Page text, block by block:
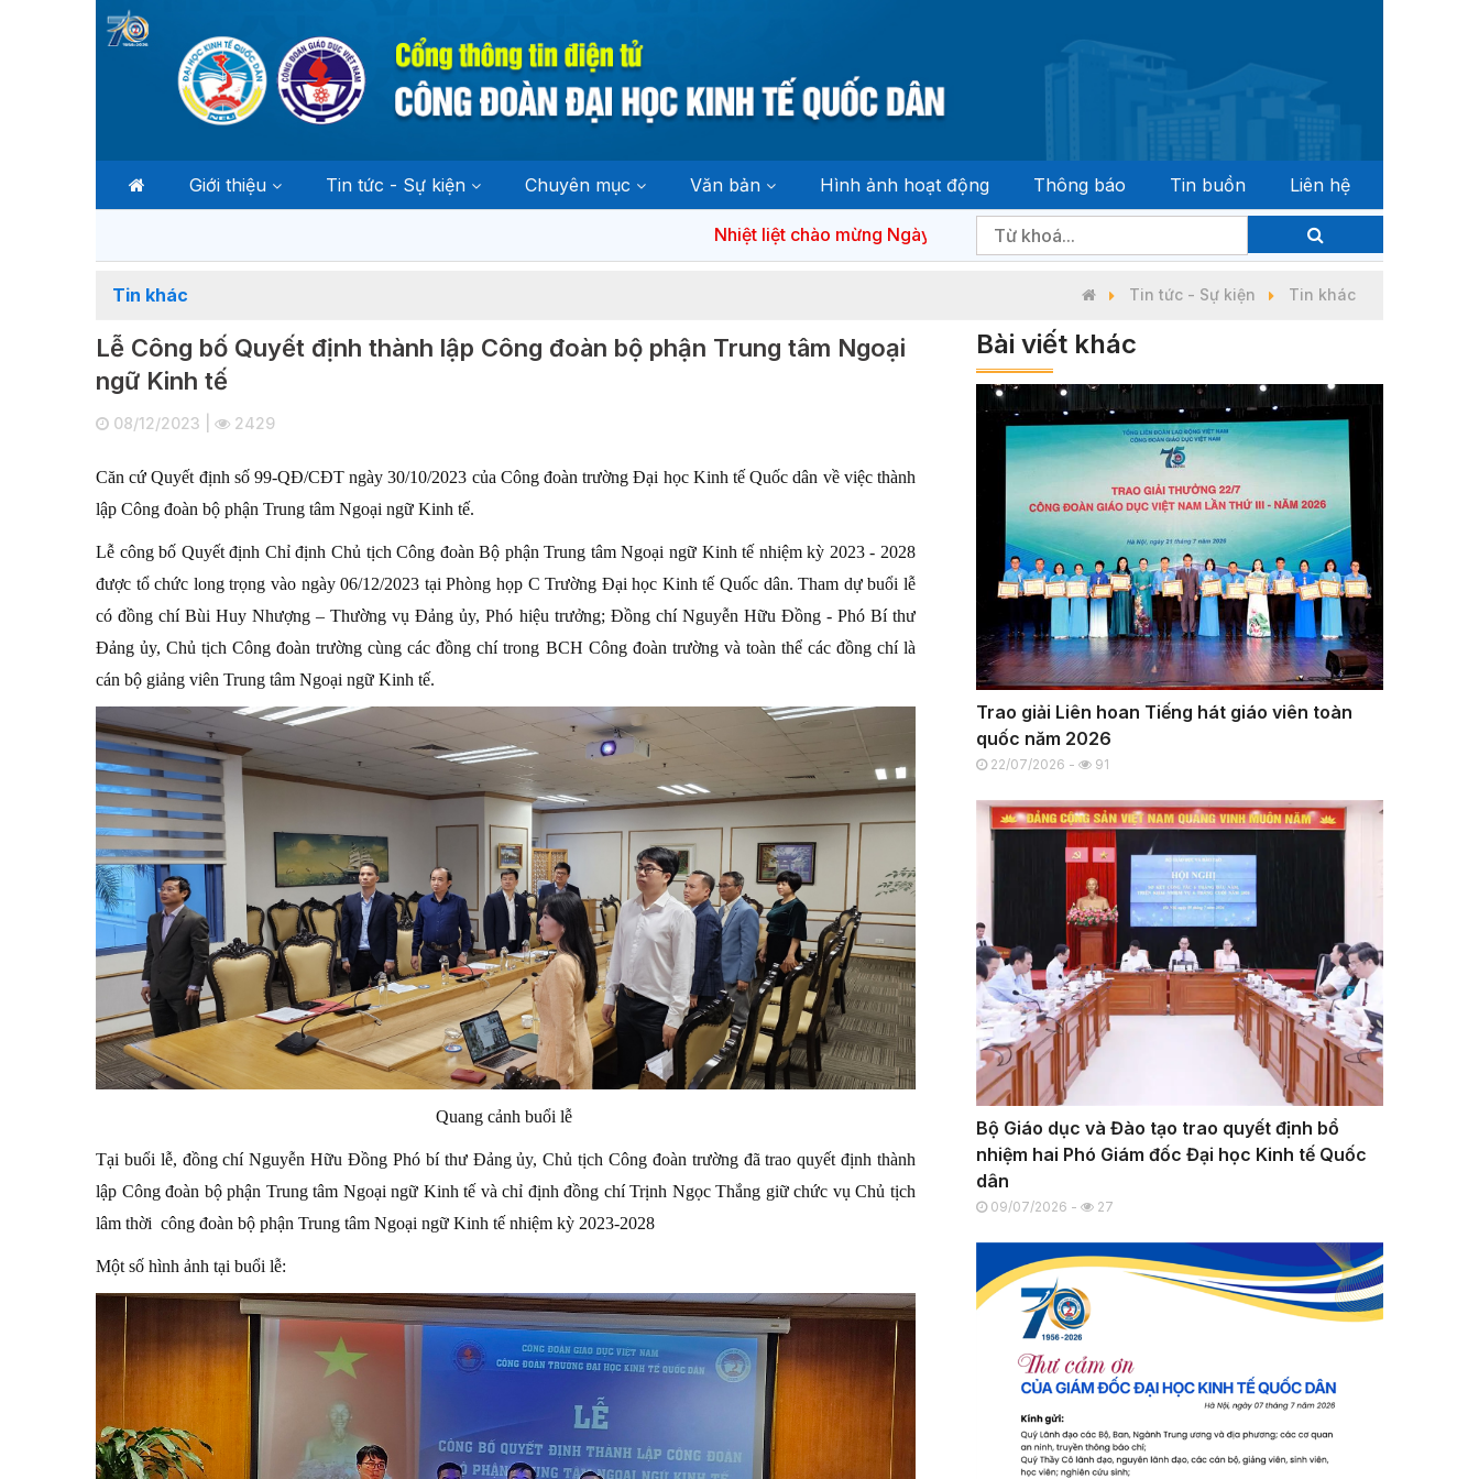
Giới thiệu Tin tức - Sự kiện Chuyên mục Văn bản Hình ảnh hoạt động Thông báo Tin buồn Liên hệ
Nhiệt liệt chào mừng Ngày bầu cử đại biểu Quốc hội khóa XVI và đại biểu Hội đồng nhân dân các cấp
Tin khác Tin tức - Sự kiện Tin khác
Lễ Công bố Quyết định thành lập Công đoàn bộ phận Trung tâm Ngoại
ngữ Kinh tế
08/12/2023 | 2429
Căn cứ Quyết định số 99-QĐ/CĐT ngày 30/10/2023 của Công đoàn trường Đại học Kinh tế Quốc dân về việc thành
lập Công đoàn bộ phận Trung tâm Ngoại ngữ Kinh tế.
Lễ công bố Quyết định Chỉ định Chủ tịch Công đoàn Bộ phận Trung tâm Ngoại ngữ Kinh tế nhiệm kỳ 2023 - 2028
được tổ chức long trọng vào ngày 06/12/2023 tại Phòng họp C Trường Đại học Kinh tế Quốc dân. Tham dự buổi lễ
có đồng chí Bùi Huy Nhượng – Thường vụ Đảng ủy, Phó hiệu trưởng; Đồng chí Nguyễn Hữu Đồng - Phó Bí thư
Đảng ủy, Chủ tịch Công đoàn trường cùng các đồng chí trong BCH Công đoàn trường và toàn thể các đồng chí là
cán bộ giảng viên Trung tâm Ngoại ngữ Kinh tế.
Quang cảnh buổi lễ
Tại buổi lễ, đồng chí Nguyễn Hữu Đồng Phó bí thư Đảng ủy, Chủ tịch Công đoàn trường đã trao quyết định thành
lập Công đoàn bộ phận Trung tâm Ngoại ngữ Kinh tế và chỉ định đồng chí Trịnh Ngọc Thắng giữ chức vụ Chủ tịch
lâm thời công đoàn bộ phận Trung tâm Ngoại ngữ Kinh tế nhiệm kỳ 2023-2028
Một số hình ảnh tại buổi lễ:
Bài viết khác
Trao giải Liên hoan Tiếng hát giáo viên toàn
quốc năm 2026
22/07/2026 - 91
Bộ Giáo dục và Đào tạo trao quyết định bổ
nhiệm hai Phó Giám đốc Đại học Kinh tế Quốc
dân
09/07/2026 - 27